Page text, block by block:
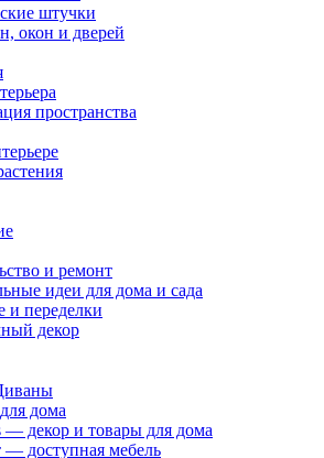
штучки
окон и дверей
пространства
и ремонт
идеи для дома и сада
и переделки
декор
дома
— декор и товары для дома
— доступная мебель